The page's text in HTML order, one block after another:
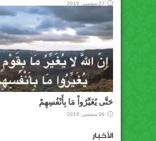
27 سبتمبر، 2019
حَتَّى يُغَيِّرُواْ مَا بِأَنْفُسِهِمْ
26 سبتمبر، 2019
الأخبار